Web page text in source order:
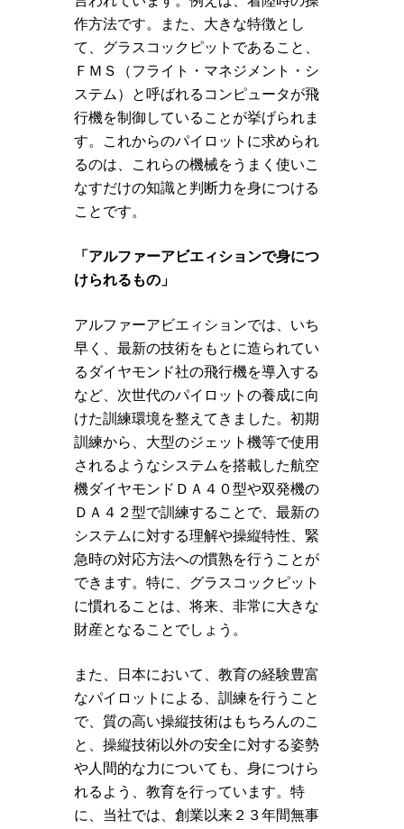
作方法です。また、大きな特徴とし
て、グラスコックピットであること、
ＦＭＳ（フライト・マネジメント・シ
ステム）と呼ばれるコンピュータが飛
行機を制御していることが挙げられま
す。これからのパイロットに求められ
るのは、これらの機械をうまく使いこ
なすだけの知識と判断力を身につける
ことです。
「アルファーアビエィションで身につ
けられるもの」
アルファーアビエィションでは、いち
早く、最新の技術をもとに造られてい
るダイヤモンド社の飛行機を導入する
など、次世代のパイロットの養成に向
けた訓練環境を整えてきました。初期
訓練から、大型のジェット機等で使用
されるようなシステムを搭載した航空
機ダイヤモンドＤＡ４０型や双発機の
ＤＡ４２型で訓練することで、最新の
システムに対する理解や操縦特性、緊
急時の対応方法への慣熟を行うことが
できます。特に、グラスコックピット
に慣れることは、将来、非常に大きな
財産となることでしょう。
また、日本において、教育の経験豊富
なパイロットによる、訓練を行うこと
で、質の高い操縦技術はもちろんのこ
と、操縦技術以外の安全に対する姿勢
や人間的な力についても、身につけら
れるよう、教育を行っています。特
に、当社では、創業以来２３年間無事